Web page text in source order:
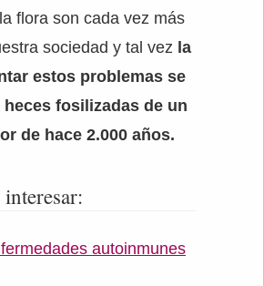
flora son cada vez más
sociedad y tal vez la
estos problemas se
fosilizadas de un
de hace 2.000 años.
autoinmunes